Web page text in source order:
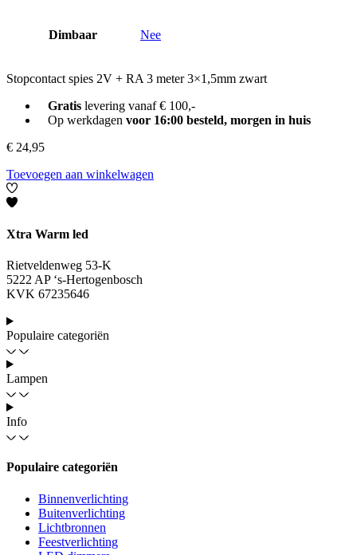
Dimbaar Nee
Stopcontact spies 2V + RA 3 meter 3×1,5mm zwart
Gratislevering vanaf € 100,-
Op werkdagen voor 16:00 besteld, morgen in huis
€ 24,95
Toevoegen aan winkelwagen
Xtra Warm led
Rietveldenweg 53-K
5222 AP ‘s-Hertogenbosch
KVK 67235646
Populaire categoriën
Lampen
Info
Populaire categoriën
Binnenverlichting
Buitenverlichting
Lichtbronnen
Feestverlichting